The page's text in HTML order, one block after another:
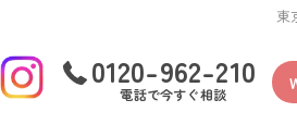
東
0120-962-210
電話で今すぐ相談